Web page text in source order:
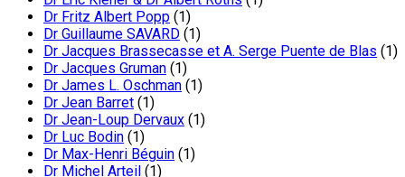
Dr Fritz Albert Popp (1)
Dr Guillaume SAVARD (1)
Dr Jacques Brassecasse et A. Serge Puente de Blas (1)
Dr Jacques Gruman (1)
Dr James L. Oschman (1)
Dr Jean Barret (1)
Dr Jean-Loup Dervaux (1)
Dr Luc Bodin (1)
Dr Max-Henri Béguin (1)
Dr Michel Arteil (1)